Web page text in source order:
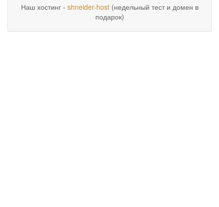
Наш хостинг - shneider-host(недельный тест и домен в
подарок)